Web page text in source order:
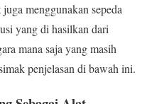
menggunakan sepeda
yang di hasilkan dari
mana saja yang masih
penjelasan di bawah ini.